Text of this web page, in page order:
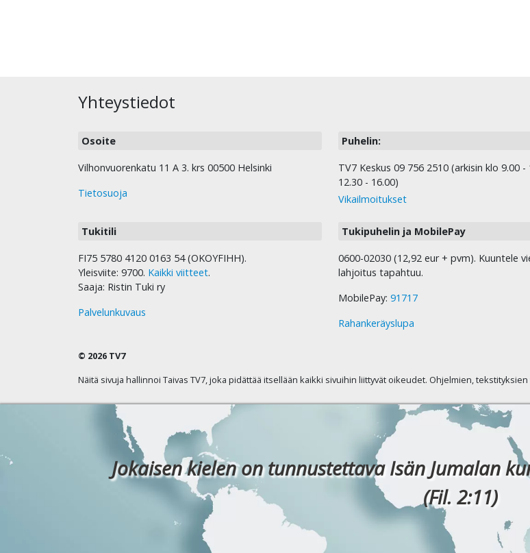
Yhteystiedot
Osoite
Vilhonvuorenkatu 11 A 3. krs 00500 Helsinki
Tietosuoja
Puhelin:
TV7 Keskus 09 756 2510 (arkisin klo 9.00 -
12.30 - 16.00)
Vikailmoitukset
Tukitili
FI75 5780 4120 0163 54 (OKOYFIHH).
Yleisviite: 9700. Kaikki viitteet.
Saaja: Ristin Tuki ry
Palvelunkuvaus
Tukipuhelin ja MobilePay
0600-02030 (12,92 eur + pvm). Kuuntele
lahjoitus tapahtuu.
MobilePay: 91717
Rahankeräyslupa
© 2026 TV7
Näitä sivuja hallinnoi Taivas TV7, joka pidättää itsellään kaikki sivuihin liittyvät oikeudet. Ohjelmien,
Jokaisen kielen on tunnustettava Isän Jumalan
(Fil. 2:11)